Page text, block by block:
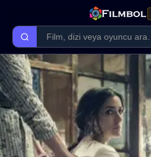
Ana Sayfa
Forum
Kategoriler
Kaliteler